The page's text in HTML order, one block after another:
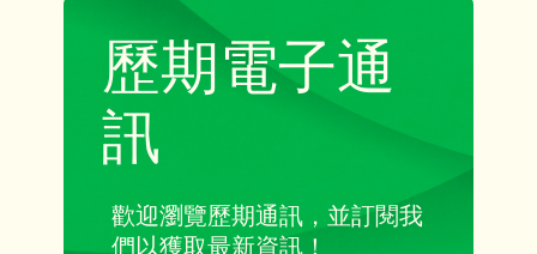
歷期電子通
訊
歡迎瀏覽歷期通訊，並訂閱我
們以獲取最新資訊！